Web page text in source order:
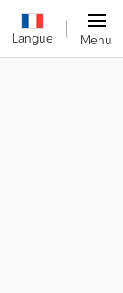
Langue Menu